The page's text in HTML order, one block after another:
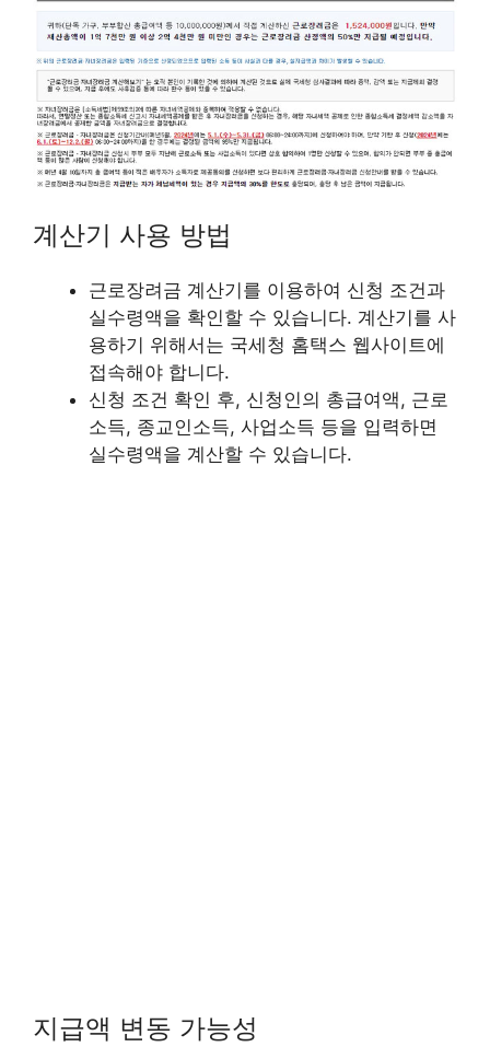
계산기 사용 방법
근로장려금 계산기를 이용하여 신청 조건과
실수령액을 확인할 수 있습니다. 계산기를 사
용하기 위해서는 국세청 홈택스 웹사이트에
접속해야 합니다.
신청 조건 확인 후, 신청인의 총급여액, 근로
소득, 종교인소득, 사업소득 등을 입력하면
실수령액을 계산할 수 있습니다.
지급액 변동 가능성